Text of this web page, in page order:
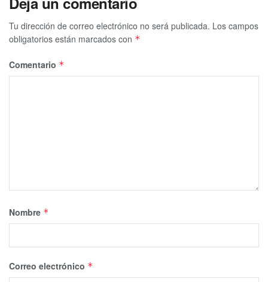
Tu dirección de correo electrónico no será publicada. Los campos
obligatorios están marcados con *
Comentario *
Nombre *
Correo electrónico *